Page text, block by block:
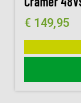
€ 149,95